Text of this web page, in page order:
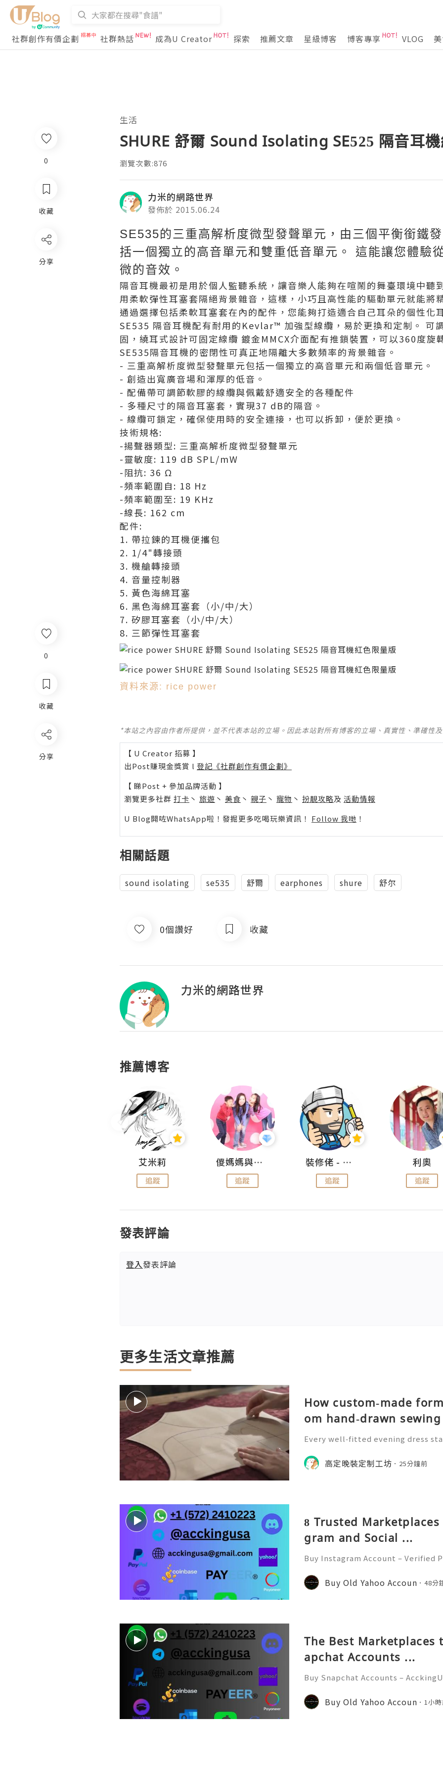
社群創作有價企劃 社群熱話 成為U Creator 探索 推薦文章 星級博客 博客專享 VLOG
0
收藏
分享
生活
SHURE 舒爾 Sound Isolating SE525 隔音耳
瀏覽次數:876
力米的網路世界
發佈於 2015.06.24
SE535的三重高解析度微型發聲單元，由三個平衡銜鐵
括一個獨立的高音單元和雙重低音單元。 這能讓您體驗
微的音效。
隔音耳機最初是用於個人監聽系統，讓音樂人能夠在喧鬧的舞臺環境中聽
用柔軟彈性耳塞套隔絕背景雜音，這樣，小巧且高性能的驅動單元就能將
通過選擇包括柔軟耳塞套在內的配件，您能夠打造適合自己耳朵的個性化
SE535 隔音耳機配有耐用的Kevlar™ 加強型線纜，易於更換和定制。 可
固，繞耳式設計可固定線纜 鍍金MMCX介面配有推鎖裝置，可以360度旋
SE535隔音耳機的密閉性可真正地隔離大多數頻率的背景雜音。
- 三重高解析度微型發聲單元包括一個獨立的高音單元和兩個低音單元。
- 創造出寬廣音場和渾厚的低音。
- 配備帶可調節軟膠的線纜與佩戴舒適安全的各種配件
- 多種尺寸的隔音耳塞套，實現37 dB的隔音。
- 線纜可鎖定，確保使用時的安全連接，也可以拆卸，便於更換。
技術規格:
-揚聲器類型: 三重高解析度微型發聲單元
-靈敏度: 119 dB SPL/mW
-阻抗: 36 Ω
-頻率範圍自: 18 Hz
-頻率範圍至: 19 KHz
-線長: 162 cm
配件:
1. 帶拉鍊的耳機便攜包
2. 1/4"轉接頭
3. 機艙轉接頭
4. 音量控制器
5. 黃色海綿耳塞
6. 黑色海綿耳塞套（小/中/大）
7. 矽膠耳塞套（小/中/大）
8. 三節彈性耳塞套
資料來源: rice power
*本站之內容由作者所提供，並不代表本站的立場。因此本站對所有博客的立場、真實性、準確性
【 U Creator 招募 】
出Post賺現金獎賞 l 登記《社群創作有價企劃》
【 睇Post + 參加品牌活動 】
瀏覽更多社群 打卡 丶 旅遊 丶 美食 丶 親子 丶 寵物 丶 扮靚攻略及 活動情報
U Blog開咗WhatsApp啦！發掘更多吃喝玩樂資訊！ Follow 我哋 ！
相關話題
sound isolating se535 舒爾 earphones shure 舒尔
0個讚好 收藏
力米的網路世界
推薦博客
艾米莉
追蹤
儍媽媽與兩隻小魔怪之家
追蹤
裝修佬 - 香港一站式網上裝修平台
追蹤
利奧
追蹤
發表評論
登入發表評論
更多生活文章推薦
How custom‑made
om hand‑drawn
Every well‑fitted evening dress
r to define waistline, shoulder
the whole handmade‑ma
高定晚裝定制工坊 25分鐘前
8 Trusted
gram and Social ...
Buy Instagram Account – Verified
e of the most powerful social
s, influencers, marketer
Buy Old Yahoo Accoun 48分
The Best Marketplaces
apchat Accounts ...
Buy Snapchat Accounts –
nication, branding, and marketing.
at has become one of the most
Buy Old Yahoo Accoun 1小
0
收藏
分享